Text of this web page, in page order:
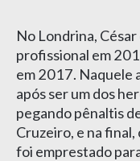
No Londrina,
profissional em
em 2017. Naquele
após ser um dos
pegando pênaltis
Cruzeiro, e na
foi emprestado